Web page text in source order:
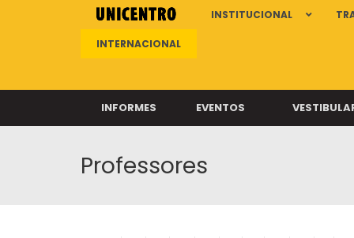
INSTITUCIONAL
INTERNACIONAL
INFORMES EVENTOS
Professores